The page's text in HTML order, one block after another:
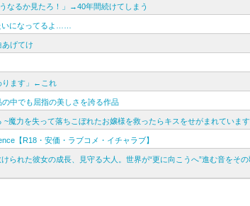
なるか見たろ！」→40年間続けてしまう
いになってるよ……
あげてけ
ります」←これ
中でも屈指の美しさを誇る作品
魔力を失って落ちこぼれたお嬢様を救ったらキスをせがまれていま
【R18・安価・ラブコメ・イチャラブ】
られた彼女の成長、見守る大人。世界が“更に向こうへ”進む音をそ